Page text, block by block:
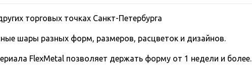
торговых точках Санкт-Петербурга
шары разных форм, размеров, расцветок и дизайнов.
FlexMetal позволяет держать форму от 1 недели и более.